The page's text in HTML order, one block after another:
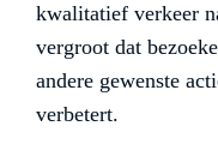
kwalitatief verkeer
vergroot dat
andere gewenste
verbetert.